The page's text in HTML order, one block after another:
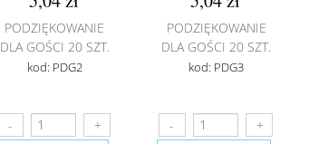
PODZIĘKOWANIE
DLA GOŚCI 20 SZT.
kod: PDG2
PODZIĘKOWANIE
DLA GOŚCI 20 SZT.
kod: PDG3